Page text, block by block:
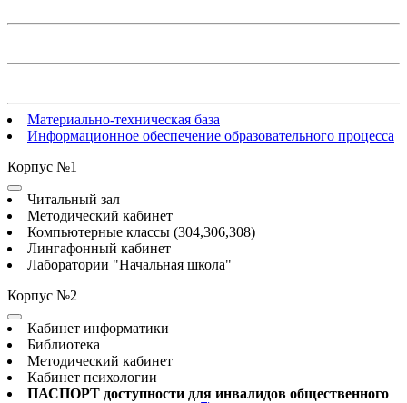
Материально-техническая база
Информационное обеспечение образовательного процесса
Корпус №1
Читальный зал
Методический кабинет
Компьютерные классы (304,306,308)
Лингафонный кабинет
Лаборатории "Начальная школа"
Корпус №2
Кабинет информатики
Библиотека
Методический кабинет
Кабинет психологии
ПАСПОРТ доступности для инвалидов общественного